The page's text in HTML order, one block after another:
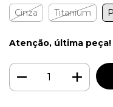
Cinza Titanium
Atenção, última peça!